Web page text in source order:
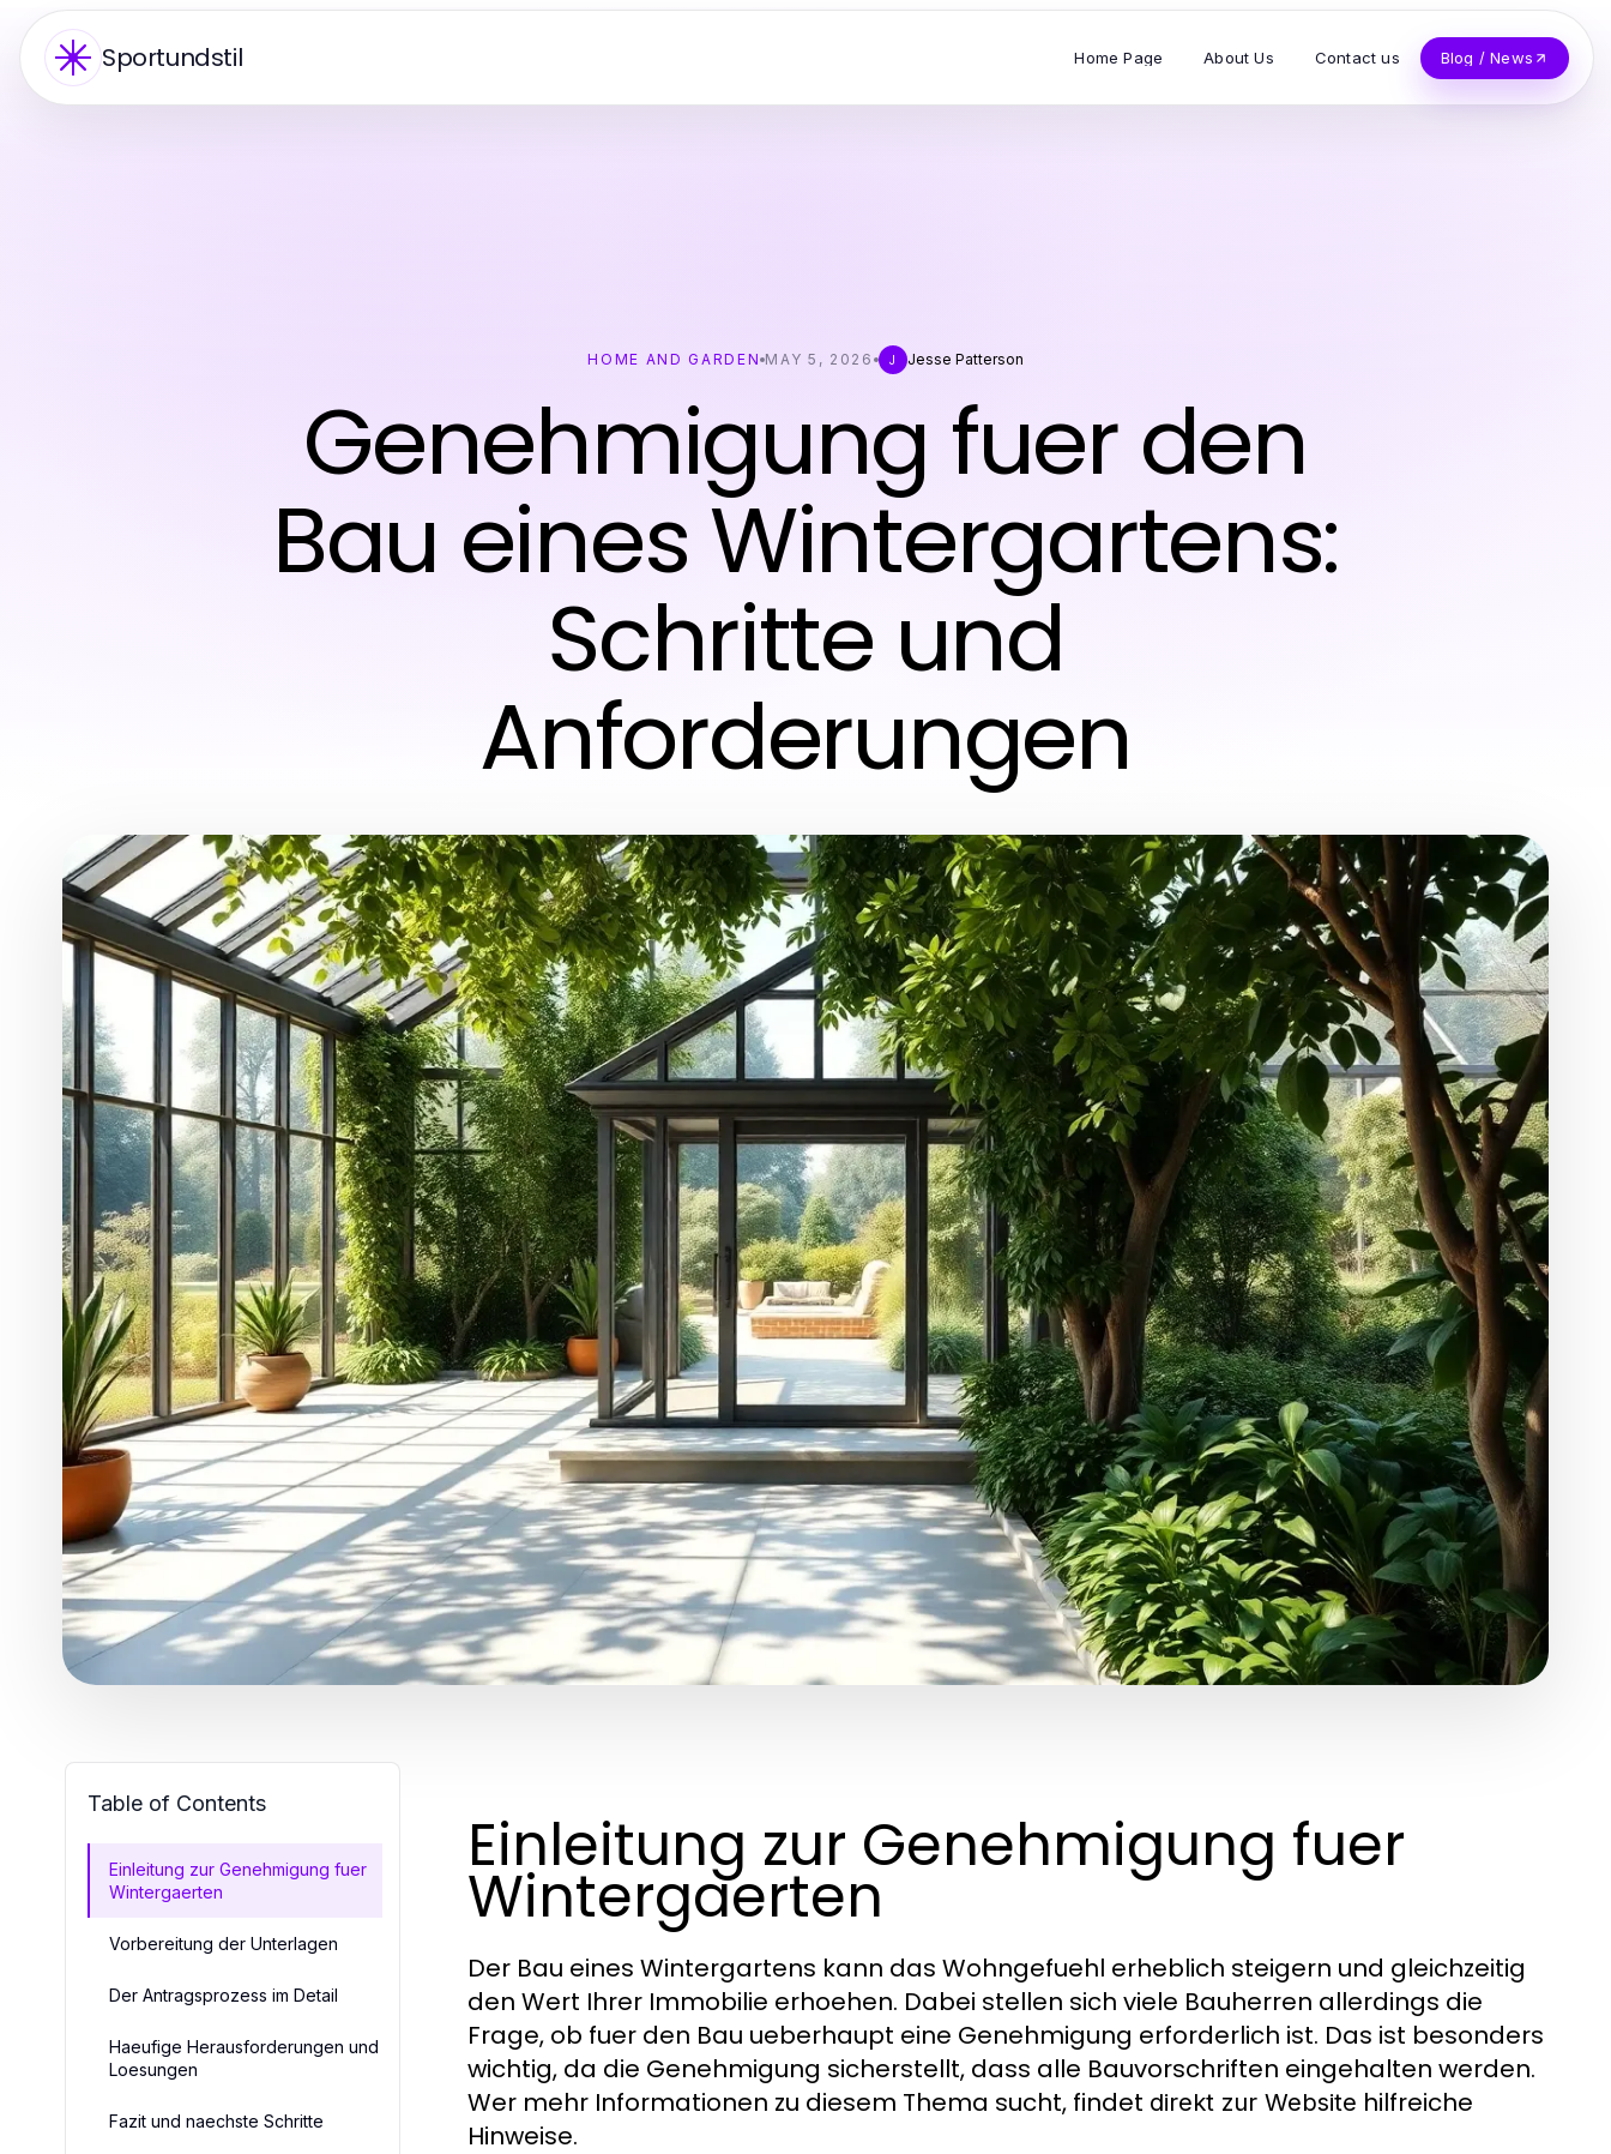
Sportundstil Home Page About Us Contact us Blog / News
HOME AND GARDEN MAY 5, 2026 J Jesse Patterson
Genehmigung fuer den
Bau eines Wintergartens:
Schritte und
Anforderungen
Table of Contents
Einleitung zur Genehmigung fuer
Wintergaerten
Vorbereitung der Unterlagen
Der Antragsprozess im Detail
Haeufige Herausforderungen und
Loesungen
Fazit und naechste Schritte
Einleitung zur Genehmigung fuer
Wintergaerten
Der Bau eines Wintergartens kann das Wohngefuehl erheblich steigern und gleichzeitig
den Wert Ihrer Immobilie erhoehen. Dabei stellen sich viele Bauherren allerdings die
Frage, ob fuer den Bau ueberhaupt eine Genehmigung erforderlich ist. Das ist besonders
wichtig, da die Genehmigung sicherstellt, dass alle Bauvorschriften eingehalten werden.
Wer mehr Informationen zu diesem Thema sucht, findet direkt zur Website hilfreiche
Hinweise.